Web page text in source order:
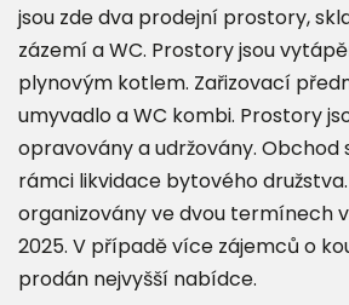
jsou zde dva prodejní prostory,
zázemí a WC. Prostory jsou
plynovým kotlem. Zařizovací
umyvadlo a WC kombi. Prostory
opravovány a udržovány. Obchod
rámci likvidace bytového
organizovány ve dvou termínech
2025. V případě více zájemců o
prodán nejvyšší nabídce.